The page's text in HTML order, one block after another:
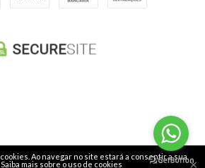
Ao navegar no site estará a consentir a sua
Saiba mais sobre o uso de cookies ×